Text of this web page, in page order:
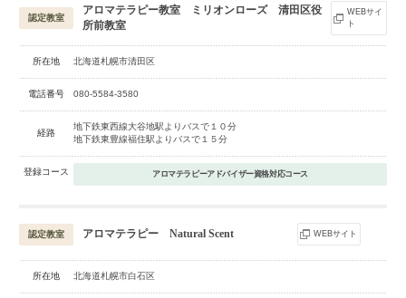
認定教室
アロマテラピー教室 ミリオンローズ 清田区役
所前教室
WEBサイ
ト
所在地 北海道札幌市清田区
電話番号 080-5584-3580
経路
地下鉄東西線大谷地駅よりバスで１０分
地下鉄東豊線福住駅よりバスで１５分
登録コース アロマテラピーアドバイザー資格対応コース
認定教室 アロマテラピー Natural Scent WEBサイト
所在地 北海道札幌市白石区